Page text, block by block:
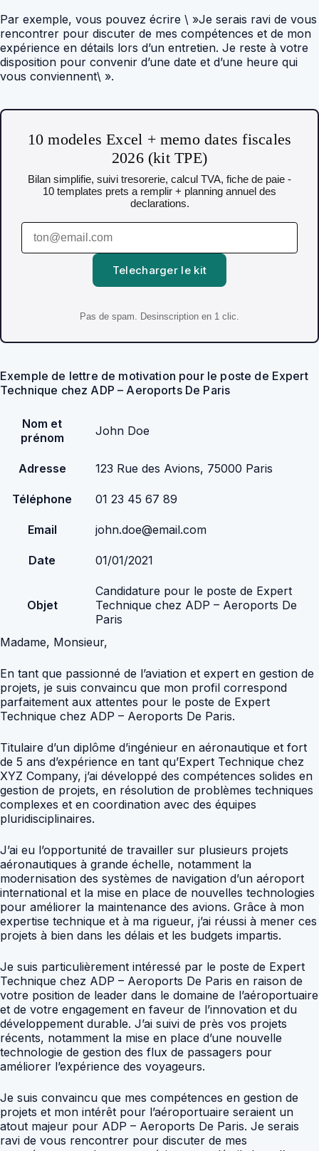
Par exemple, vous pouvez écrire \ »Je serais ravi de vous
rencontrer pour discuter de mes compétences et de mon
expérience en détails lors d’un entretien. Je reste à votre
disposition pour convenir d’une date et d’une heure qui
vous conviennent\ ».
10 modeles Excel + memo dates fiscales
2026 (kit TPE)
Bilan simplifie, suivi tresorerie, calcul TVA, fiche de paie -
10 templates prets a remplir + planning annuel des
declarations.
Telecharger le kit
Pas de spam. Desinscription en 1 clic.
Exemple de lettre de motivation pour le poste de Expert
Technique chez ADP – Aeroports De Paris
Nom et
prénom
John Doe
Adresse 123 Rue des Avions, 75000 Paris
Téléphone 01 23 45 67 89
Email john.doe@email.com
Date 01/01/2021
Objet
Candidature pour le poste de Expert
Technique chez ADP – Aeroports De
Paris
Madame, Monsieur,
En tant que passionné de l’aviation et expert en gestion de
projets, je suis convaincu que mon profil correspond
parfaitement aux attentes pour le poste de Expert
Technique chez ADP – Aeroports De Paris.
Titulaire d’un diplôme d’ingénieur en aéronautique et fort
de 5 ans d’expérience en tant qu’Expert Technique chez
XYZ Company, j’ai développé des compétences solides en
gestion de projets, en résolution de problèmes techniques
complexes et en coordination avec des équipes
pluridisciplinaires.
J’ai eu l’opportunité de travailler sur plusieurs projets
aéronautiques à grande échelle, notamment la
modernisation des systèmes de navigation d’un aéroport
international et la mise en place de nouvelles technologies
pour améliorer la maintenance des avions. Grâce à mon
expertise technique et à ma rigueur, j’ai réussi à mener ces
projets à bien dans les délais et les budgets impartis.
Je suis particulièrement intéressé par le poste de Expert
Technique chez ADP – Aeroports De Paris en raison de
votre position de leader dans le domaine de l’aéroportuaire
et de votre engagement en faveur de l’innovation et du
développement durable. J’ai suivi de près vos projets
récents, notamment la mise en place d’une nouvelle
technologie de gestion des flux de passagers pour
améliorer l’expérience des voyageurs.
Je suis convaincu que mes compétences en gestion de
projets et mon intérêt pour l’aéroportuaire seraient un
atout majeur pour ADP – Aeroports De Paris. Je serais
ravi de vous rencontrer pour discuter de mes